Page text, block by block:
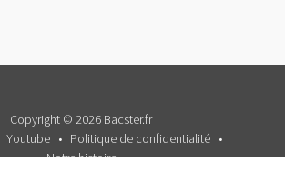
Copyright © 2026 Bacster.fr
Youtube
Politique de confidentialité
Notre histoire